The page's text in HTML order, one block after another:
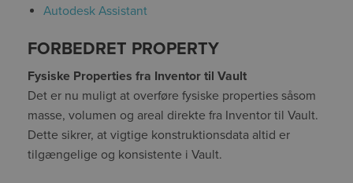
Autodesk Assistant
FORBEDRET PROPERTY
Fysiske Properties fra Inventor til Vault
Det er nu muligt at overføre fysiske properties såsom
masse, volumen og areal direkte fra Inventor til Vault.
Dette sikrer, at vigtige konstruktionsdata altid er
tilgængelige og konsistente i Vault.